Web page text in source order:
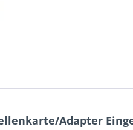
Adapter